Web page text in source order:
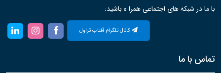
با ما در شبکه های اجتماعی همرا ه باشید:
کانال تلگرام آفتاب تراول
تماس با ما